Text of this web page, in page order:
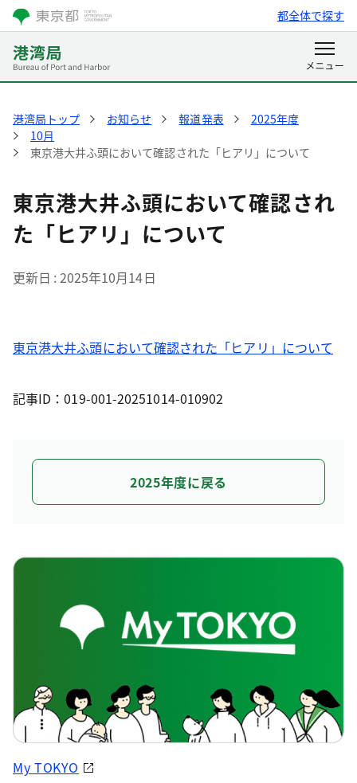
都全体で探す
港湾局トップ お知らせ 報道発表
2025年度
10月
東京港大井ふ頭において確認された「ヒアリ」について
東京港大井ふ頭において確認され
た「ヒアリ」について
更新日 2025年10月14日
東京港大井ふ頭において確認された「ヒアリ」について
記事ID：019-001-20251014-010902
2025年度に戻る
My TOKYO